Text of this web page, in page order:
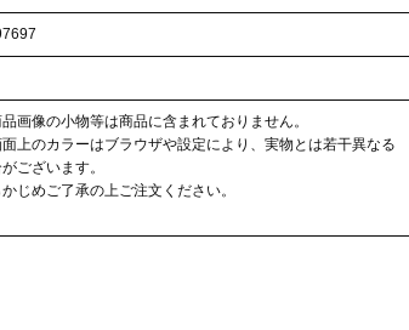
画像の小物等は商品に含まれておりません。
上のカラーはブラウザや設定により、実物とは若干異なる
ございます。
じめご了承の上ご注文ください。